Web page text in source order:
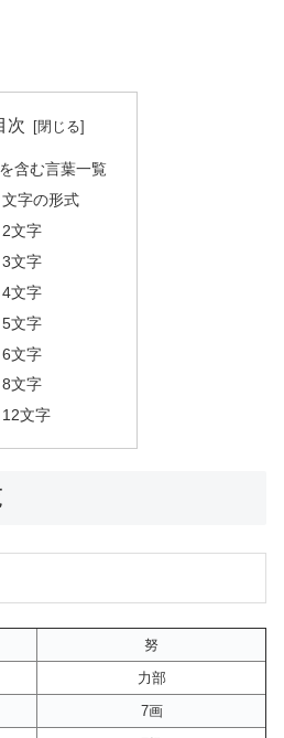
次
含む言葉一覧
文字の形式
2文字
3文字
4文字
5文字
6文字
8文字
12文字
努
力部
7画